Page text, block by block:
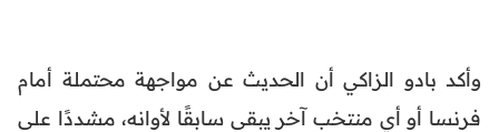
وأكد بادو الزاكي أن الحديث عن مواجهة محتملة أمام
فرنسا أو أي منتخب آخر يبقى سابقًا لأوانه، مشددًا على